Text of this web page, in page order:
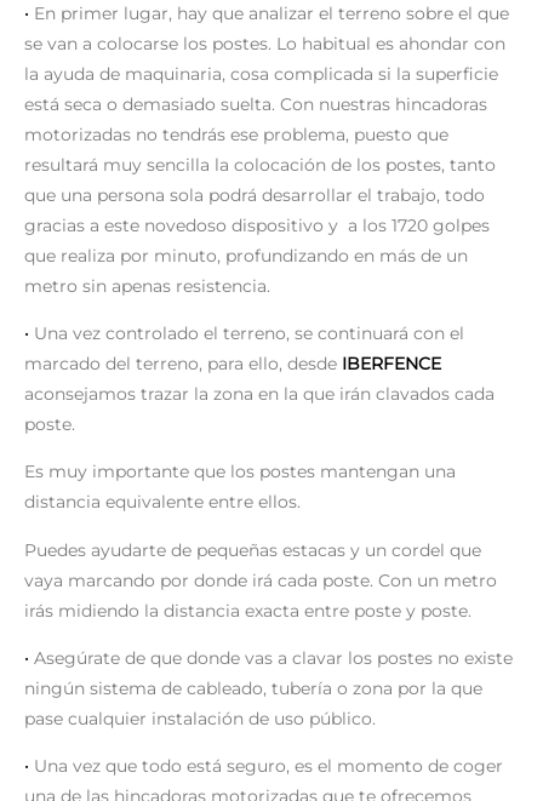
· En primer lugar, hay que analizar el terreno sobre el que
se van a colocarse los postes. Lo habitual es ahondar con
la ayuda de maquinaria, cosa complicada si la superficie
está seca o demasiado suelta. Con nuestras hincadoras
motorizadas no tendrás ese problema, puesto que
resultará muy sencilla la colocación de los postes, tanto
que una persona sola podrá desarrollar el trabajo, todo
gracias a este novedoso dispositivo y a los 1720 golpes
que realiza por minuto, profundizando en más de un
metro sin apenas resistencia.
· Una vez controlado el terreno, se continuará con el
marcado del terreno, para ello, desde IBERFENCE
aconsejamos trazar la zona en la que irán clavados cada
poste.
Es muy importante que los postes mantengan una
distancia equivalente entre ellos.
Puedes ayudarte de pequeñas estacas y un cordel que
vaya marcando por donde irá cada poste. Con un metro
irás midiendo la distancia exacta entre poste y poste.
· Asegúrate de que donde vas a clavar los postes no existe
ningún sistema de cableado, tubería o zona por la que
pase cualquier instalación de uso público.
· Una vez que todo está seguro, es el momento de coger